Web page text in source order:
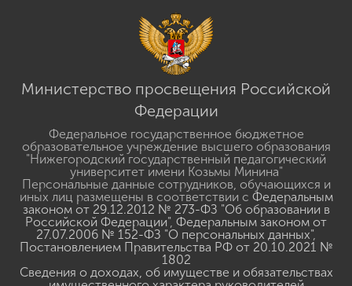
Министерство просвещения Российской
Федерации
Федеральное государственное бюджетное
образовательное учреждение высшего образования
"Нижегородский государственный педагогический
университет имени Козьмы Минина"
Персональные данные сотрудников, обучающихся и
иных лиц размещены в соответствии с Федеральным
законом от 29.12.2012 № 273-ФЗ "Об образовании в
Российской Федерации", Федеральным законом от
27.07.2006 № 152-ФЗ "О персональных данных",
Постановлением Правительства РФ от 20.10.2021 №
1802
Сведения о доходах, об имуществе и обязательствах